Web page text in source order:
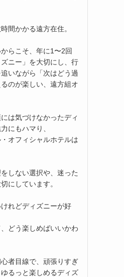
間かかる遠方在住。
らこそ、年に1〜2回
ニー」を大切にし、行
いながら「次はどう過
のが楽しい、遠方組オ
は気づけなかったディ
にもハマり、
オフィシャルホテルは
しない選択や、迷った
にしています。
けれどディズニーが好
、どう楽しめばいいかわ
者目線で、頑張りすぎ
るっと楽しめるディズ